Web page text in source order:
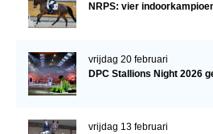
NRPS: vier
vrijdag 20 februari
DPC Stallions Night 2026
vrijdag 13 februari